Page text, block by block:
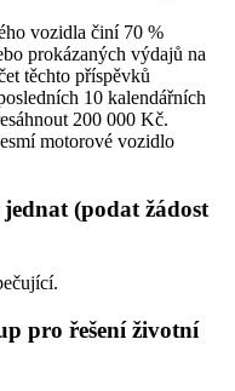
vozidla činí 70 %
prokázaných výdajů na
těchto příspěvků
10 kalendářních
200 000 Kč.
motorové vozidlo
(podat žádost
pro řešení životní